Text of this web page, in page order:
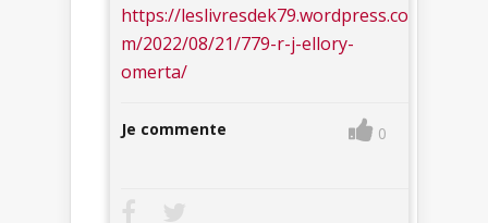
https://leslivresdek79.wordpress.co
m/2022/08/21/779-r-j-ellory-
omerta/
Je commente 0